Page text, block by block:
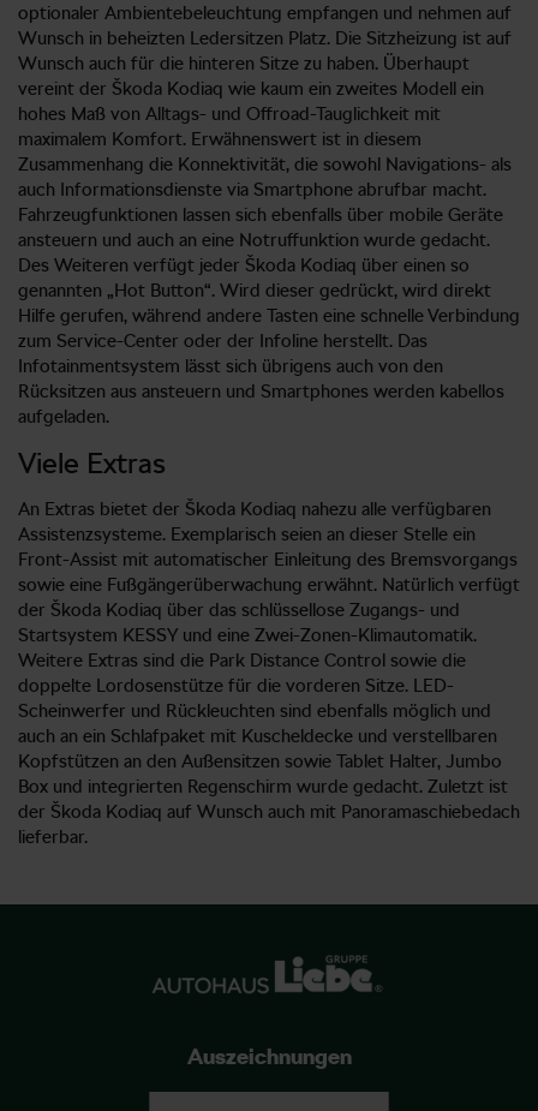
optionaler Ambientebeleuchtung empfangen und nehmen auf
Wunsch in beheizten Ledersitzen Platz. Die Sitzheizung ist auf
Wunsch auch für die hinteren Sitze zu haben. Überhaupt
vereint der Škoda Kodiaq wie kaum ein zweites Modell ein
hohes Maß von Alltags- und Offroad-Tauglichkeit mit
maximalem Komfort. Erwähnenswert ist in diesem
Zusammenhang die Konnektivität, die sowohl Navigations- als
auch Informationsdienste via Smartphone abrufbar macht.
Fahrzeugfunktionen lassen sich ebenfalls über mobile Geräte
ansteuern und auch an eine Notruffunktion wurde gedacht.
Des Weiteren verfügt jeder Škoda Kodiaq über einen so
genannten „Hot Button“. Wird dieser gedrückt, wird direkt
Hilfe gerufen, während andere Tasten eine schnelle Verbindung
zum Service-Center oder der Infoline herstellt. Das
Infotainmentsystem lässt sich übrigens auch von den
Rücksitzen aus ansteuern und Smartphones werden kabellos
aufgeladen.
Viele Extras
An Extras bietet der Škoda Kodiaq nahezu alle verfügbaren
Assistenzsysteme. Exemplarisch seien an dieser Stelle ein
Front-Assist mit automatischer Einleitung des Bremsvorgangs
sowie eine Fußgängerüberwachung erwähnt. Natürlich verfügt
der Škoda Kodiaq über das schlüssellose Zugangs- und
Startsystem KESSY und eine Zwei-Zonen-Klimautomatik.
Weitere Extras sind die Park Distance Control sowie die
doppelte Lordosenstütze für die vorderen Sitze. LED-
Scheinwerfer und Rückleuchten sind ebenfalls möglich und
auch an ein Schlafpaket mit Kuscheldecke und verstellbaren
Kopfstützen an den Außensitzen sowie Tablet Halter, Jumbo
Box und integrierten Regenschirm wurde gedacht. Zuletzt ist
der Škoda Kodiaq auf Wunsch auch mit Panoramaschiebedach
lieferbar.
Auszeichnungen